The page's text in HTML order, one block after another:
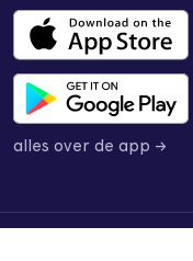
alles over de app →